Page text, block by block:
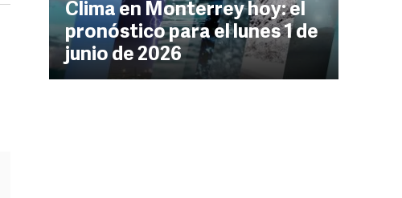
Clima en Monterrey hoy: el
pronóstico para el lunes 1 de
junio de 2026